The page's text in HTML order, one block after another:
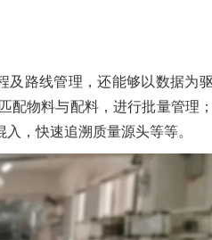
及路线管理，还能够以数据为
配物料与配料，进行批量管理
，快速追溯质量源头等等。